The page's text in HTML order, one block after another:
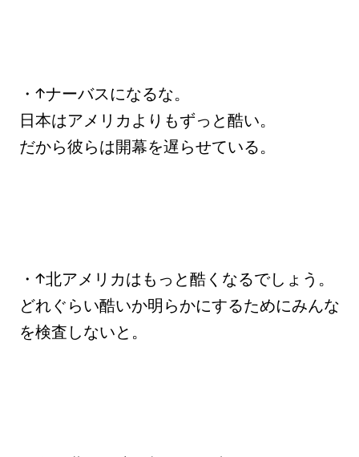
・↑ナーバスになるな。
日本はアメリカよりもずっと酷い。
だから彼らは開幕を遅らせている。
・↑北アメリカはもっと酷くなるでしょう。
どれぐらい酷いか明らかにするためにみんな
を検査しないと。